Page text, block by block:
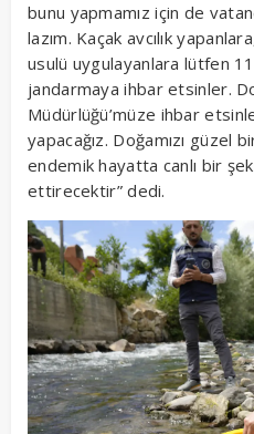
bunu yapmamız için de
lazım. Kaçak avcılık
usulü uygulayanlara lütfen
jandarmaya ihbar etsinler.
Müdürlüğü’müze ihbar
yapacağız. Doğamızı güzel
endemik hayatta canlı bir
ettirecektir” dedi.